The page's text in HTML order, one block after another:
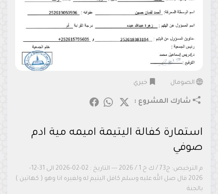
الصومال خيري
شارك المشروع :
استمارة كفالة اليتيمة اميمه مية ادم
صوفي
م الترخيص: ج73 / ك خ 1 / 2026 --- التاريخ : 02-02-2026 الى 31-12-
2026 قال صل الله عليه وسلم كافل اليتيم له ولغيره انا وهو ( كهاتين )
بالجنة